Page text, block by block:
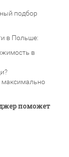
подбор
в Польше:
в
максимально
поможет